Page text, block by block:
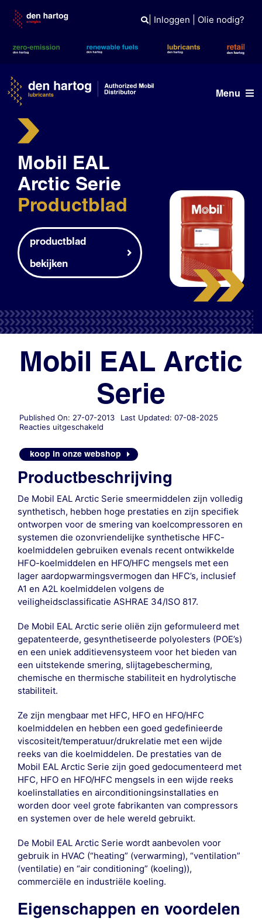
content
| Inloggen Olie nodig?
Menu
Referenties
Branches
Kennisbank
Mobil EAL
Arctic Serie
Productblad
productblad
bekijken
Mobil EAL Arctic
Serie
Published On: 27-07-2013
Last Updated: 07-08-2025
Reacties uitgeschakeldvoor
Arctic
Serie
koop in onze webshop
Productbeschrijving
De Mobil EAL Arctic Serie smeermiddelen zijn volledig
synthetisch, hebben hoge prestaties en zijn specifiek
ontworpen voor de smering van koelcompressoren en
systemen die ozonvriendelijke synthetische HFC-
koelmiddelen gebruiken evenals recent ontwikkelde
HFO-koelmiddelen en HFO/HFC mengsels met een
lager aardopwarmingsvermogen dan HFC’s, inclusief
A1 en A2L koelmiddelen volgens de
veiligheidsclassificatie ASHRAE 34/ISO 817.
De Mobil EAL Arctic serie oliën zijn geformuleerd met
gepatenteerde, gesynthetiseerde polyolesters (POE’s)
en een uniek additievensysteem voor het bieden van
een uitstekende smering, slijtagebescherming,
chemische en thermische stabiliteit en hydrolytische
stabiliteit.
Ze zijn mengbaar met HFC, HFO en HFO/HFC
koelmiddelen en hebben een goed gedefinieerde
viscositeit/temperatuur/drukrelatie met een wijde
reeks van die koelmiddelen. De prestaties van de
Mobil EAL Arctic Serie zijn goed gedocumenteerd met
HFC, HFO en HFO/HFC mengsels in een wijde reeks
koelinstallaties en airconditioningsinstallaties en
worden door veel grote fabrikanten van compressors
en systemen over de hele wereld gebruikt.
De Mobil EAL Arctic Serie wordt aanbevolen voor
gebruik in HVAC (“heating” (verwarming), “ventilation”
(ventilatie) en “air conditioning” (koeling)),
commerciële en industriële koeling.
Eigenschappen en voordelen